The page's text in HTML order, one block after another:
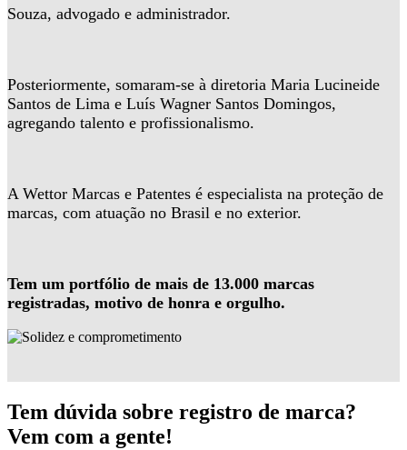
Souza, advogado e administrador.
Posteriormente, somaram-se à diretoria Maria Lucineide
Santos de Lima e Luís Wagner Santos Domingos,
agregando talento e profissionalismo.
A Wettor Marcas e Patentes é especialista na proteção de
marcas, com atuação no Brasil e no exterior.
Tem um portfólio de mais de 13.000 marcas
registradas, motivo de honra e orgulho.
Tem dúvida sobre registro de marca?
Vem com a gente!